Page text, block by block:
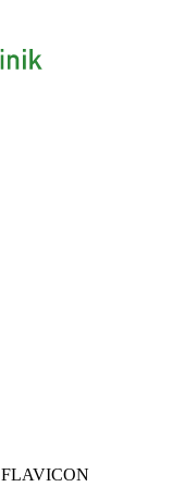
FLAVICON